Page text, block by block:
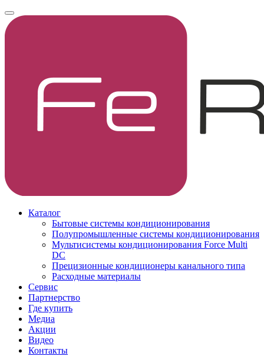
Каталог
Бытовые системы кондиционирования
Полупромышленные системы кондиционирования
Мультисистемы кондиционирования Force Multi
DC
Прецизионные кондиционеры канального типа
Расходные материалы
Сервис
Партнерство
Где купить
Медиа
Акции
Видео
Контакты